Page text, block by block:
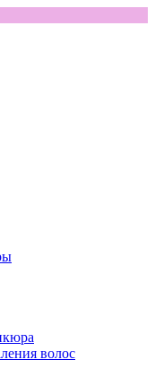
волос